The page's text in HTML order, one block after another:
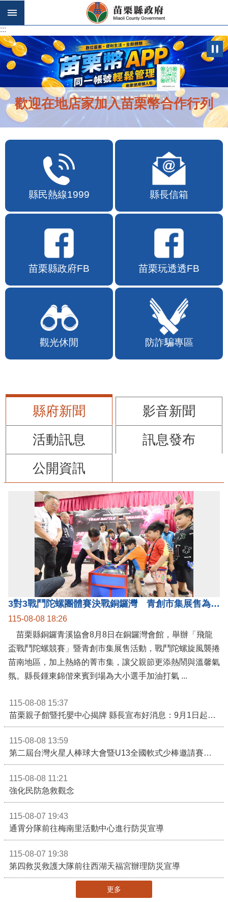
跳到主要內容區塊
:::
:::
歡迎在地店家加入苗栗幣合作行列
縣民熱線1999 縣長信箱
苗栗縣政府FB 苗栗玩透透FB
觀光休閒 防詐騙專區
縣府新聞
影音新聞
活動訊息
訊息發布
公開資訊
3對3戰鬥陀螺團體賽決戰銅鑼灣 青創市集展售為父親節增添繽紛
115-08-08 18:26
苗栗縣銅鑼青溪協會8月8日在銅鑼灣會館，舉辦「飛龍
盃戰鬥陀螺競賽」暨青創市集展售活動，戰鬥陀螺旋風襲捲
苗南地區，加上熱絡的菁市集，讓父親節更添熱鬧與溫馨氣
115-08-08 15:37
115-08-08 13:59
115-08-08 11:21
強化民防急救觀念
115-08-07 19:43
通霄分隊前往梅南里活動中心進行防災宣導
115-08-07 19:38
第四救災救護大隊前往西湖天福宮辦理防災宣導
更多